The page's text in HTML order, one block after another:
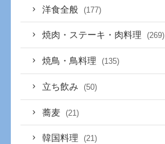
洋食全般 (177)
焼肉・ステーキ・肉料理 (269)
焼鳥・鳥料理 (135)
立ち飲み (50)
蕎麦 (21)
韓国料理 (21)